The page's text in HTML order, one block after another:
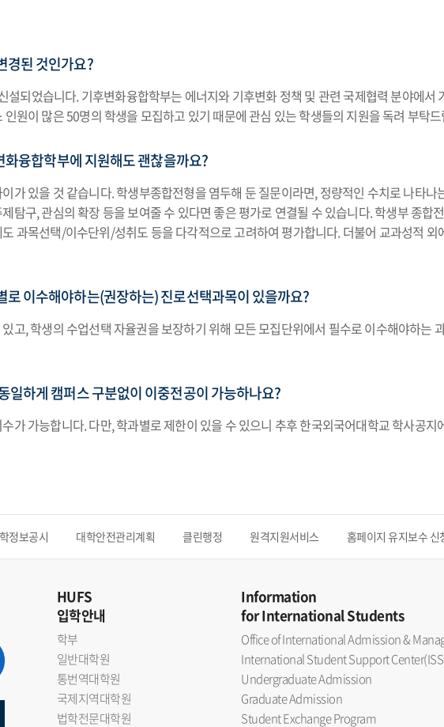
경된 것인가요?
설되었습니다. 기후변화융합학부는 에너지와 기후변화 정책 및 관련 국제협력 분야에
원이 많은 50명의 학생을 모집하고 있기 때문에 관심 있는 학생들의 지원을 독려 부탁
융합학부에 지원해도 괜찮을까요?
가 있을 것 같습니다. 학생부종합전형을 염두해 둔 질문이라면, 정량적인 수치로 나타
탐구, 관심의 확장 등을 보여줄 수 있다면 좋은 평가로 연결될 수 있습니다. 학생부 종
과목선택/이수단위/성취도 등을 다각적으로 고려하여 평가합니다. 더불어 교과성적
이수해야하는(권장하는) 진로선택과목이 있을까요?
고, 학생의 수업선택 자율권을 보장하기 위해 모든 모집단위에서 필수로 이수해야하는
일하게 캠퍼스 구분없이 이중전공이 가능하나요?
가 가능합니다. 다만, 학과별로 제한이 있을 수 있으니 추후 한국외국어대학교 학사공
정보공시 대학안전관리계획 클린행정 원격지원서비스 홈페이지 유지보수 신
HUFS
입학안내
학부
일반대학원
통번역대학원
국제지역대학원
법학전문대학원
Information
for International Students
Office of International Admission &
International Student Support
Undergraduate Admission
Graduate Admission
Student Exchange Program